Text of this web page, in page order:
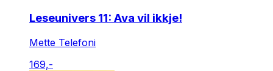
Leseunivers 11: Ava vil ikkje!
Mette Telefoni
169,-